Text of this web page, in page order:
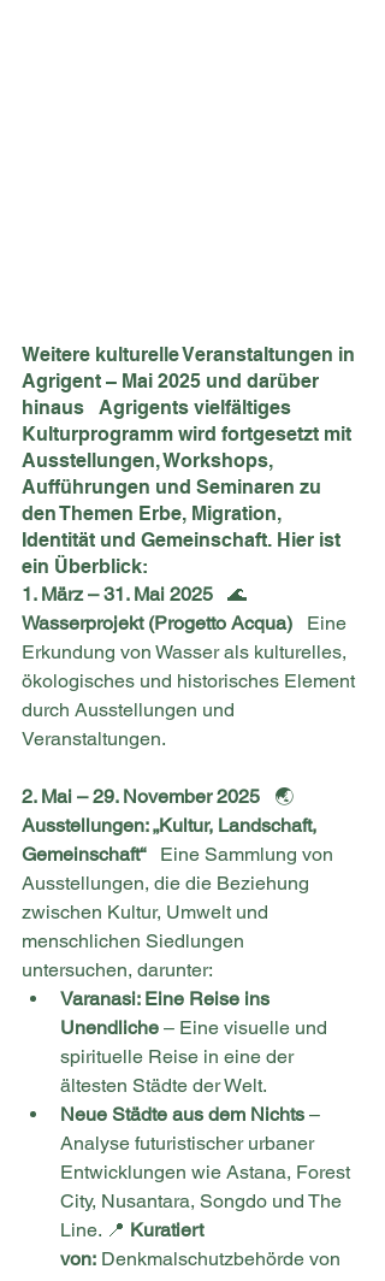
Weitere kulturelle Veranstaltungen in
Agrigent – Mai 2025 und darüber
hinaus   Agrigents vielfältiges
Kulturprogramm wird fortgesetzt mit
Ausstellungen, Workshops,
Aufführungen und Seminaren zu
den Themen Erbe, Migration,
Identität und Gemeinschaft. Hier ist
ein Überblick:
1. März – 31. Mai 2025 🌊
Wasserprojekt (Progetto Acqua) Eine
Erkundung von Wasser als kulturelles,
ökologisches und historisches Element
durch Ausstellungen und
Veranstaltungen.
2. Mai – 29. November 2025 🌏
Ausstellungen: „Kultur, Landschaft,
Gemeinschaft“ Eine Sammlung von
Ausstellungen, die die Beziehung
zwischen Kultur, Umwelt und
menschlichen Siedlungen
untersuchen, darunter:
Varanasi: Eine Reise ins
Unendliche – Eine visuelle und
spirituelle Reise in eine der
ältesten Städte der Welt.
Neue Städte aus dem Nichts –
Analyse futuristischer urbaner
Entwicklungen wie Astana, Forest
City, Nusantara, Songdo und The
Line. 📍 Kuratiert
von: Denkmalschutzbehörde von